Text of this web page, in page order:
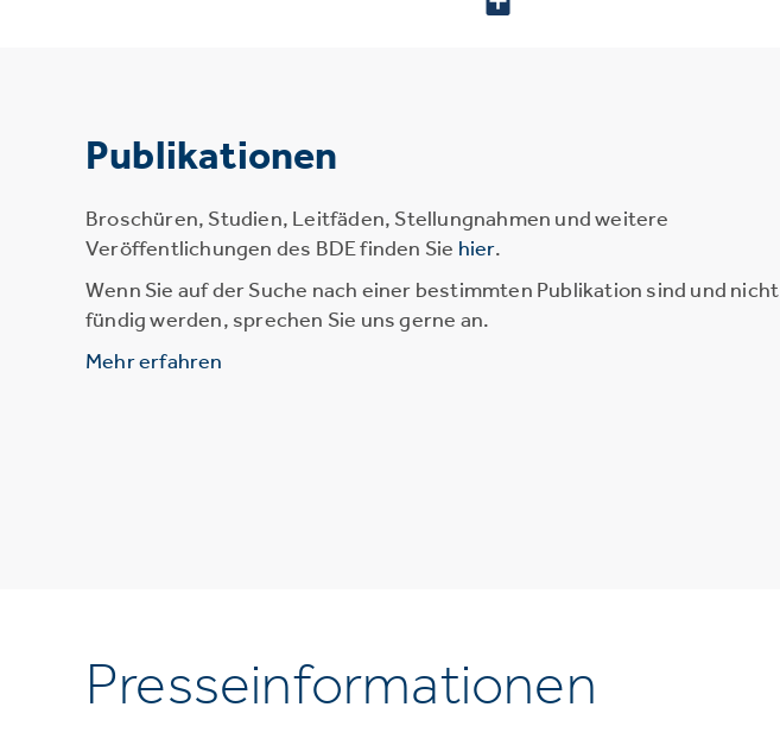
Publikationen
Broschüren, Studien, Leitfäden, Stellungnahmen und weitere
Veröffentlichungen des BDE finden Sie hier.
Wenn Sie auf der Suche nach einer bestimmten Publikation sind und nicht
fündig werden, sprechen Sie uns gerne an.
Mehr erfahren
Presseinformationen